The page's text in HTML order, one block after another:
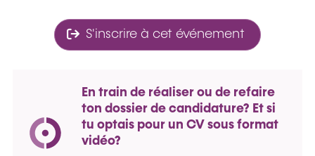
S'inscrire à cet événement
En train de réaliser ou de refaire
ton dossier de candidature? Et si
tu optais pour un CV sous format
vidéo?